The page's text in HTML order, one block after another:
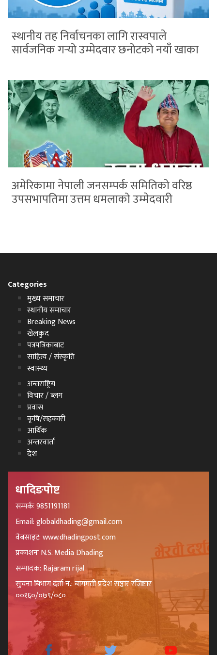
स्थानीय तह निर्वाचनका लागि रास्वपाले
सार्वजनिक गर्‍यो उम्मेदवार छनोटको नयाँ खाका
अमेरिकामा नेपाली जनसम्पर्क समितिको वरिष्ठ
उपसभापतिमा उत्तम धमलाको उम्मेदवारी
Categories
मुख्य समाचार
स्थानीय समाचार
Breaking News
खेलकुद
पत्रपत्रिकाबाट
साहित्य / संस्कृति
स्वास्थ्य
अन्तराष्ट्रिय
विचार / ब्लग
प्रवास
कृषि/सहकारी
आर्थिक
अन्तरवार्ता
देश
धादिङपोष्ट
सम्पर्कः 9851191181
Email: globaldhading@gmail.com
वेबसाइट: www.dhadingpost.com
प्रकाशनः N.S. Media Dhading
सम्पादक: Rajaram rijal
सुचना बिभाग दर्ता नं.: बागमती प्रदेश सञ्चार रजिष्टार
००१६०/०७९/०८०